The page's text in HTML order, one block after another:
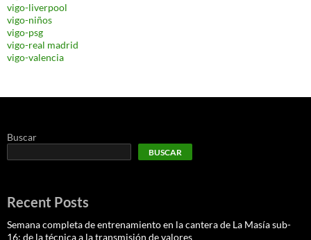
vigo-liverpool
vigo-niños
vigo-psg
vigo-real madrid
vigo-valencia
Buscar
BUSCAR
Recent Posts
Semana completa de entrenamiento en la cantera de La Masía sub-
16: de la técnica a la transmisión de valores